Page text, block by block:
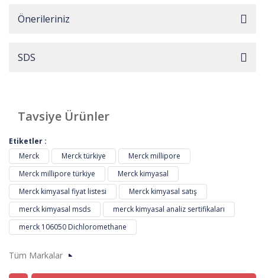
Önerileriniz
SDS
Tavsiye Ürünler
Etiketler :
Merck
Merck türkiye
Merck millipore
Merck millipore türkiye
Merck kimyasal
Merck kimyasal fiyat listesi
Merck kimyasal satış
merck kimyasal msds
merck kimyasal analiz sertifikaları
merck 106050 Dichloromethane
Tüm Markalar